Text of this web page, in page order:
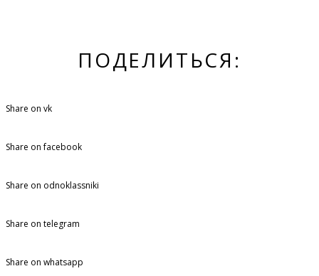
ПОДЕЛИТЬСЯ:
Share on vk
Share on facebook
Share on odnoklassniki
Share on telegram
Share on whatsapp